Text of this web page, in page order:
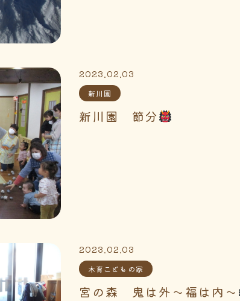
2023.02.03
新川園
新川園 節分
2023.02.03
木育こどもの家
宮の森 鬼は外～福は内～